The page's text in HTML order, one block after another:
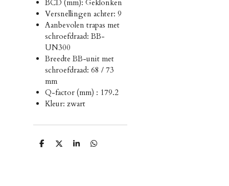
BCD (mm): Geklonken
Versnellingen achter: 9
Aanbevolen trapas met
schroefdraad: BB-
UN300
Breedte BB-unit met
schroefdraad: 68 / 73
mm
Q-factor (mm) : 179.2
Kleur: zwart
D
D
S
D